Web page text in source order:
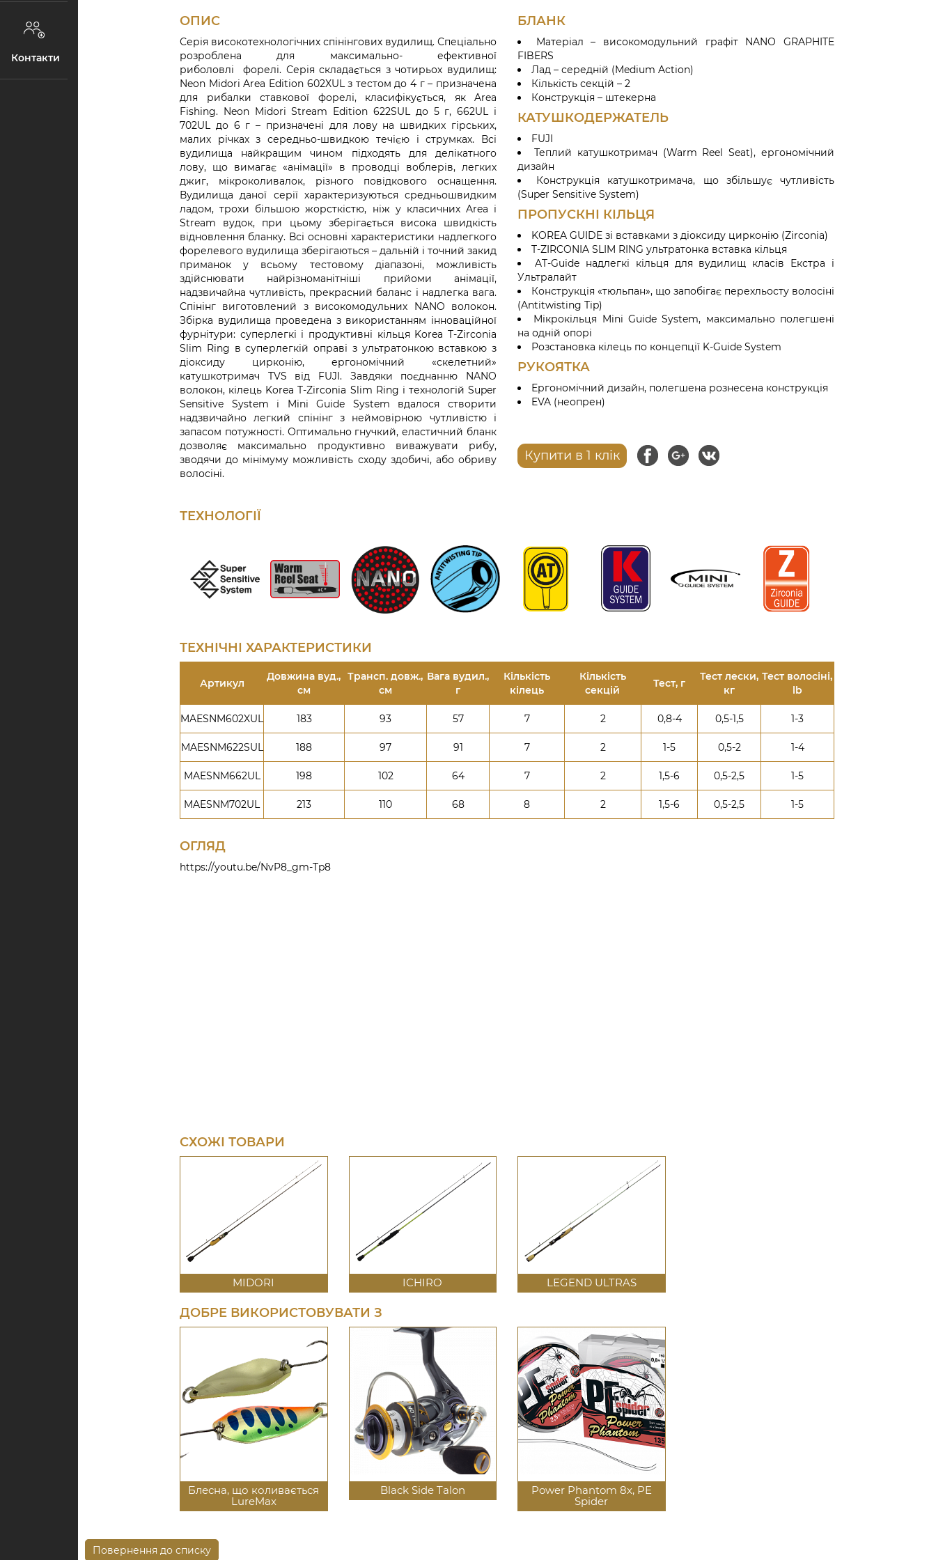
Контакти
ОПИС
Серія високотехнологічних спінінгових вудилищ. Спеціально
розроблена для максимально- ефективної
риболовлі форелі. Серія складається з чотирьох вудилищ:
Neon Midori Area Edition 602XUL з тестом до 4 г – призначена
для рибалки ставкової форелі, класифікується, як Area
Fishing. Neon Midori Stream Edition 622SUL до 5 г, 662UL і
702UL до 6 г – призначені для лову на швидких гірських,
малих річках з середньо-швидкою течією і струмках. Всі
вудилища найкращим чином підходять для делікатного
лову, що вимагає «анімації» в проводці воблерів, легких
джиг, мікроколивалок, різного повідкового оснащення.
Вудилища даної серії характеризуються средньошвидким
ладом, трохи більшою жорсткістю, ніж у класичних Area і
Stream вудок, при цьому зберігається висока швидкість
відновлення бланку. Всі основні характеристики надлегкого
форелевого вудилища зберігаються – дальній і точний закид
приманок у всьому тестовому діапазоні, можливість
здійснювати найрізноманітніші прийоми анімації,
надзвичайна чутливість, прекрасний баланс і надлегка вага.
Спінінг виготовлений з високомодульних NANO волокон.
Збірка вудилища проведена з використанням інноваційної
фурнітури: суперлегкі і продуктивні кільця Korea T-Zirconia
Slim Ring в суперлегкій оправі з ультратонкою вставкою з
діоксиду цирконію, ергономічний «скелетний»
катушкотримач TVS від FUJI. Завдяки поєднанню NANO
волокон, кілець Korea T-Zirconia Slim Ring і технологій Super
Sensitive System і Mini Guide System вдалося створити
надзвичайно легкий спінінг з неймовірною чутливістю і
запасом потужності. Оптимально гнучкий, еластичний бланк
дозволяє максимально продуктивно виважувати рибу,
зводячи до мінімуму можливість сходу здобичі, або обриву
волосіні.
БЛАНК
Матеріал – високомодульний графіт NANO GRAPHITE
FIBERS
Лад – середній (Medium Action)
Кількість секцій – 2
Конструкція – штекерна
КАТУШКОДЕРЖАТЕЛЬ
FUJI
Теплий катушкотримач (Warm Reel Seat), ергономічний
дизайн
Конструкція катушкотримача, що збільшує чутливість
(Super Sensitive System)
ПРОПУСКНІ КІЛЬЦЯ
KOREA GUIDE зі вставками з діоксиду цирконію (Zirconia)
T-ZIRCONIA SLIM RING ультратонка вставка кільця
AT-Guide надлегкі кільця для вудилищ класів Екстра і
Ультралайт
Конструкція «тюльпан», що запобігає перехльосту волосіні
(Antitwisting Tip)
Мікрокільця Mini Guide System, максимально полегшені
на одній опорі
Розстановка кілець по концепції K-Guide System
РУКОЯТКА
Ергономічний дизайн, полегшена рознесена конструкція
EVA (неопрен)
Купити в 1 клік
ТЕХНОЛОГІЇ
ТЕХНІЧНІ ХАРАКТЕРИСТИКИ
Артикул
Довжина вуд.,
см
Трансп. довж.,
см
Вага вудил.,
г
Кількість
кілець
Кількість
секцій
Тест, г
Тест лески,
кг
Тест волосіні,
lb
MAESNM602XUL 183 93 57 7 2 0,8-4 0,5-1,5 1-3
MAESNM622SUL 188 97 91 7 2 1-5 0,5-2 1-4
MAESNM662UL 198 102 64 7 2 1,5-6 0,5-2,5 1-5
MAESNM702UL 213 110 68 8 2 1,5-6 0,5-2,5 1-5
ОГЛЯД
https://youtu.be/NvP8_gm-Tp8
СХОЖІ ТОВАРИ
MIDORI ICHIRO LEGEND ULTRAS
ДОБРЕ ВИКОРИСТОВУВАТИ З
Блесна, що коливається
LureMax
Black Side Talon
Power Phantom 8x, PE
Spider
Повернення до списку